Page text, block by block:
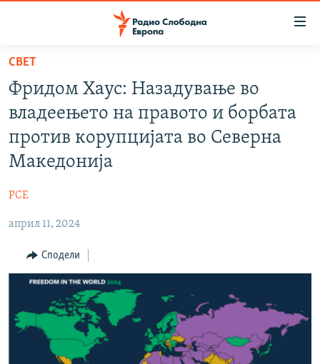
Оди
содржината
Оди
главната
навигација
на
пребарување
СВЕТ
ВЕСТИ
ПОДКАСТ ЗОШТО?
РСЕ веб страници
СВЕТ
Фридом Хаус: Назадување во
владеењето на правото и борбата
против корупцијата во Северна
Македонија
РСЕ
април 11, 2024
Сподели